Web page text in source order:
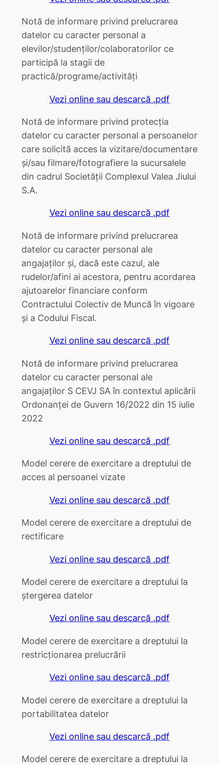
Notă de informare privind prelucrarea
datelor cu caracter personal a
elevilor/studenților/colaboratorilor ce
participă la stagii de
practică/programe/activități
Vezi online sau descarcă .pdf
Notă de informare privind protecţia
datelor cu caracter personal a persoanelor
care solicită acces la vizitare/documentare
şi/sau filmare/fotografiere la sucursalele
din cadrul Societății Complexul Valea Jiului
S.A.
Vezi online sau descarcă .pdf
Notă de informare privind prelucrarea
datelor cu caracter personal ale
angajaților și, dacă este cazul, ale
rudelor/afini ai acestora, pentru acordarea
ajutoarelor financiare conform
Contractului Colectiv de Muncă în vigoare
și a Codului Fiscal.
Vezi online sau descarcă .pdf
Notă de informare privind prelucrarea
datelor cu caracter personal ale
angajaților S CEVJ SA în contextul aplicării
Ordonanței de Guvern 16/2022 din 15 iulie
2022
Vezi online sau descarcă .pdf
Model cerere de exercitare a dreptului de
acces al persoanei vizate
Vezi online sau descarcă .pdf
Model cerere de exercitare a dreptului de
rectificare
Vezi online sau descarcă .pdf
Model cerere de exercitare a dreptului la
ștergerea datelor
Vezi online sau descarcă .pdf
Model cerere de exercitare a dreptului la
restricționarea prelucrării
Vezi online sau descarcă .pdf
Model cerere de exercitare a dreptului la
portabilitatea datelor
Vezi online sau descarcă .pdf
Model cerere de exercitare a dreptului la